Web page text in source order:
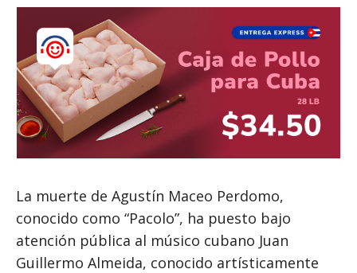
La muerte de Agustín Maceo Perdomo,
conocido como “Pacolo”, ha puesto bajo
atención pública al músico cubano Juan
Guillermo Almeida, conocido artísticamente